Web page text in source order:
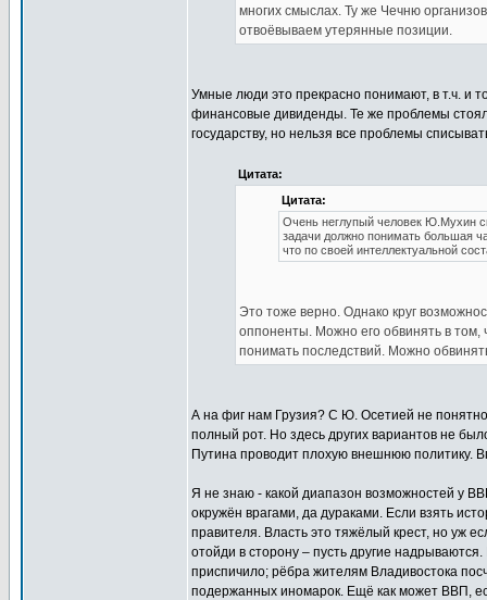
многих смыслах. Ту же Чечню
отвоёвываем утерянные позиции.
Умные люди это прекрасно понимают, в т.ч. и
финансовые дивиденды. Те же проблемы
государству, но нельзя все проблемы
Цитата:
Цитата:
Очень неглупый человек Ю.Мухин
задачи должно понимать большая
что по своей интеллектуальной
Это тоже верно. Однако круг
оппоненты. Можно его обвинять в том,
понимать последствий. Можно
А на фиг нам Грузия? С Ю. Осетией не понятно
полный рот. Но здесь других вариантов не
Путина проводит плохую внешнюю политику.
Я не знаю - какой диапазон возможностей у
окружён врагами, да дураками. Если взять
правителя. Власть это тяжёлый крест, но уж
отойди в сторону – пусть другие
приспичило; рёбра жителям Владивостока
подержанных иномарок. Ещё как может ВВП,